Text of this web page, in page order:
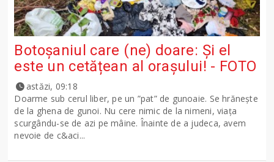
Botoșaniul care (ne) doare: Și el
este un cetățean al orașului! - FOTO
astăzi, 09:18
Doarme sub cerul liber, pe un ”pat” de gunoaie. Se hrănește
de la ghena de gunoi. Nu cere nimic de la nimeni, viața
scurgându-se de azi pe mâine. Înainte de a judeca, avem
nevoie de c&aci...